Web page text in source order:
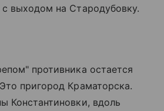
выходом на Стародубовку.
противника остается
пригород Краматорска.
Константиновки, вдоль